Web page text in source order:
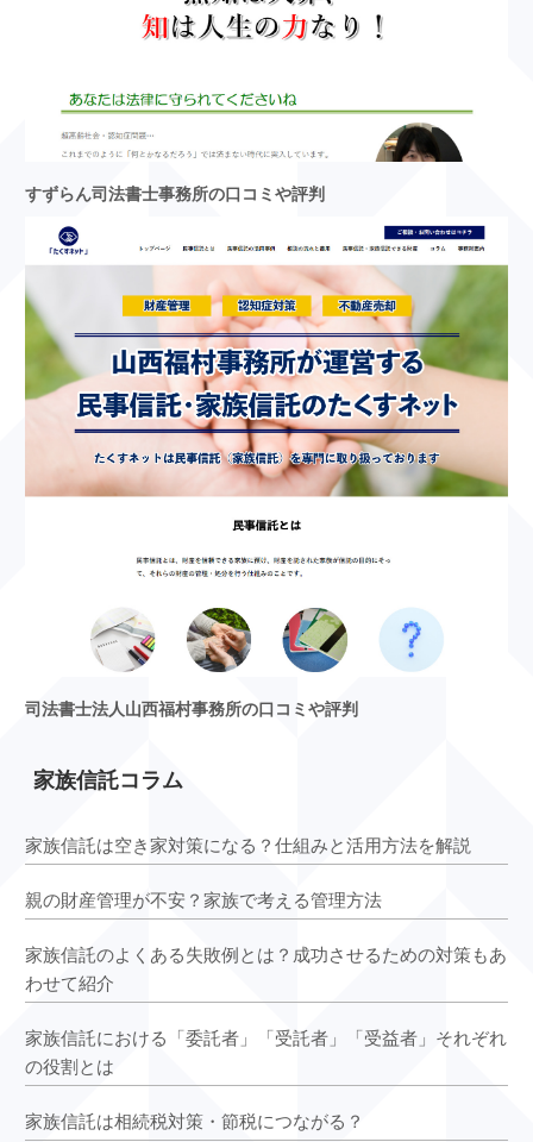
すずらん司法書士事務所の口コミや評判
司法書士法人山西福村事務所の口コミや評判
家族信託コラム
家族信託は空き家対策になる？仕組みと活用方法を解説
親の財産管理が不安？家族で考える管理方法
家族信託のよくある失敗例とは？成功させるための対策もあ
わせて紹介
家族信託における「委託者」「受託者」「受益者」それぞれ
の役割とは
家族信託は相続税対策・節税につながる？